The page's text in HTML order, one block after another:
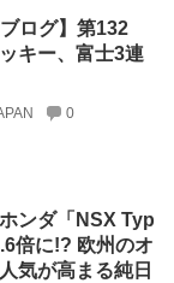
ログ】第132
キー、富士3連
0
ンダ「NSX Typ
倍に!? 欧州のオ
気が高まる純日